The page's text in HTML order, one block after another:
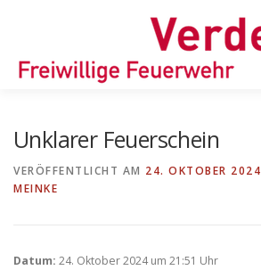
ORTSFEUERWEHREN
KINDER-/JUGENDFEUERWEHR
Unklarer Feuerschein
VERÖFFENTLICHT AM 24. OKTOBER 2024
MEINKE
Datum: 24. Oktober 2024 um 21:51 Uhr